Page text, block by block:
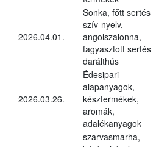
2026.04.01.
Sonka, főtt sertés
szív-nyelv,
angolszalonna,
fagyasztott sertés
darálthús
2026.03.26.
Édesipari
alapanyagok,
késztermékek,
aromák,
adalékanyagok
szarvasmarha,